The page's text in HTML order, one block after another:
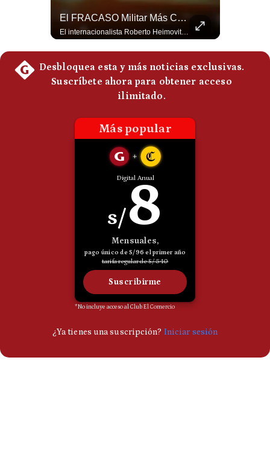
El FRACASO Militar Más Caro De Medio Oriente | #radar24
El internacionalista Roberto Heimovits señaló que Arabia Saudita posee armamento avanzado comprado por decenas de miles de millones de dólares. Sin embargo, recuerda que combatió durante siete años contra los hutíes sin conseguir derrotarlos, pese a la enorme diferencia de poder militar. #ArabiaSaudita #Hutíes #RobertoHeimovits #Geopolítica #Guerra #NoticiasInternacionales #Shorts 👉 Suscríbete y activa la campana para no perderte nuestro análisis diario. 🌎 Síguenos en nuestras redes sociales: 📌 Web oficial: https://gestion.pe/mundo/ 📌 LinkedIn: http://bit.ly/3HYIET0 📌 X (Twitter): http://bit.ly/4noZtX9 📌 TikTok: http://bit.ly/4evB6TO